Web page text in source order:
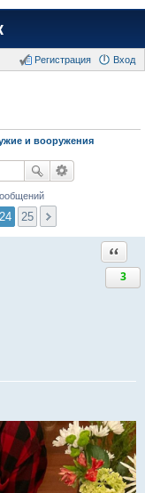
Вход
Регистрация
и вооружения
24 25
3